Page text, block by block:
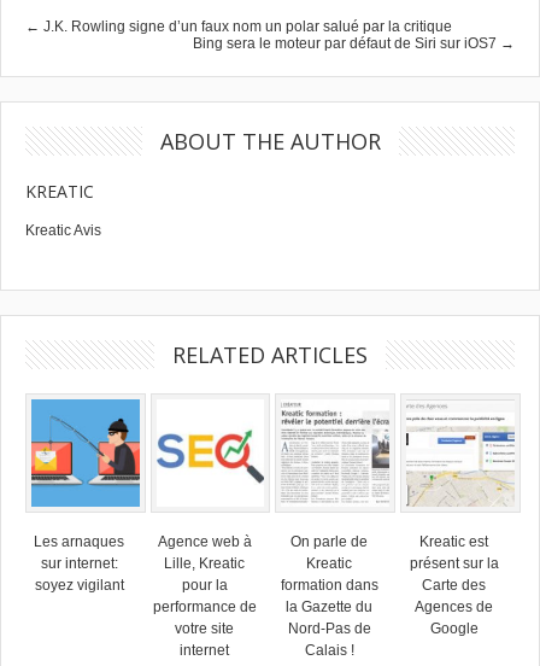
← J.K. Rowling signe d’un faux nom un polar salué par la critique
Bing sera le moteur par défaut de Siri sur iOS7 →
ABOUT THE AUTHOR
KREATIC
Kreatic Avis
RELATED ARTICLES
Les arnaques
sur internet:
soyez vigilant
Agence web à
Lille, Kreatic
pour la
performance de
votre site
internet
On parle de
Kreatic
formation dans
la Gazette du
Nord-Pas de
Calais !
Kreatic est
présent sur la
Carte des
Agences de
Google